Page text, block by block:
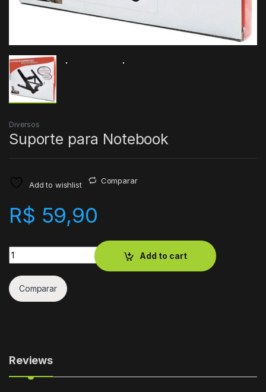
Diversos
Suporte para Notebook
Add to wishlist Comparar
R$ 59,90
Quantity
Add to cart
Comparar
Reviews